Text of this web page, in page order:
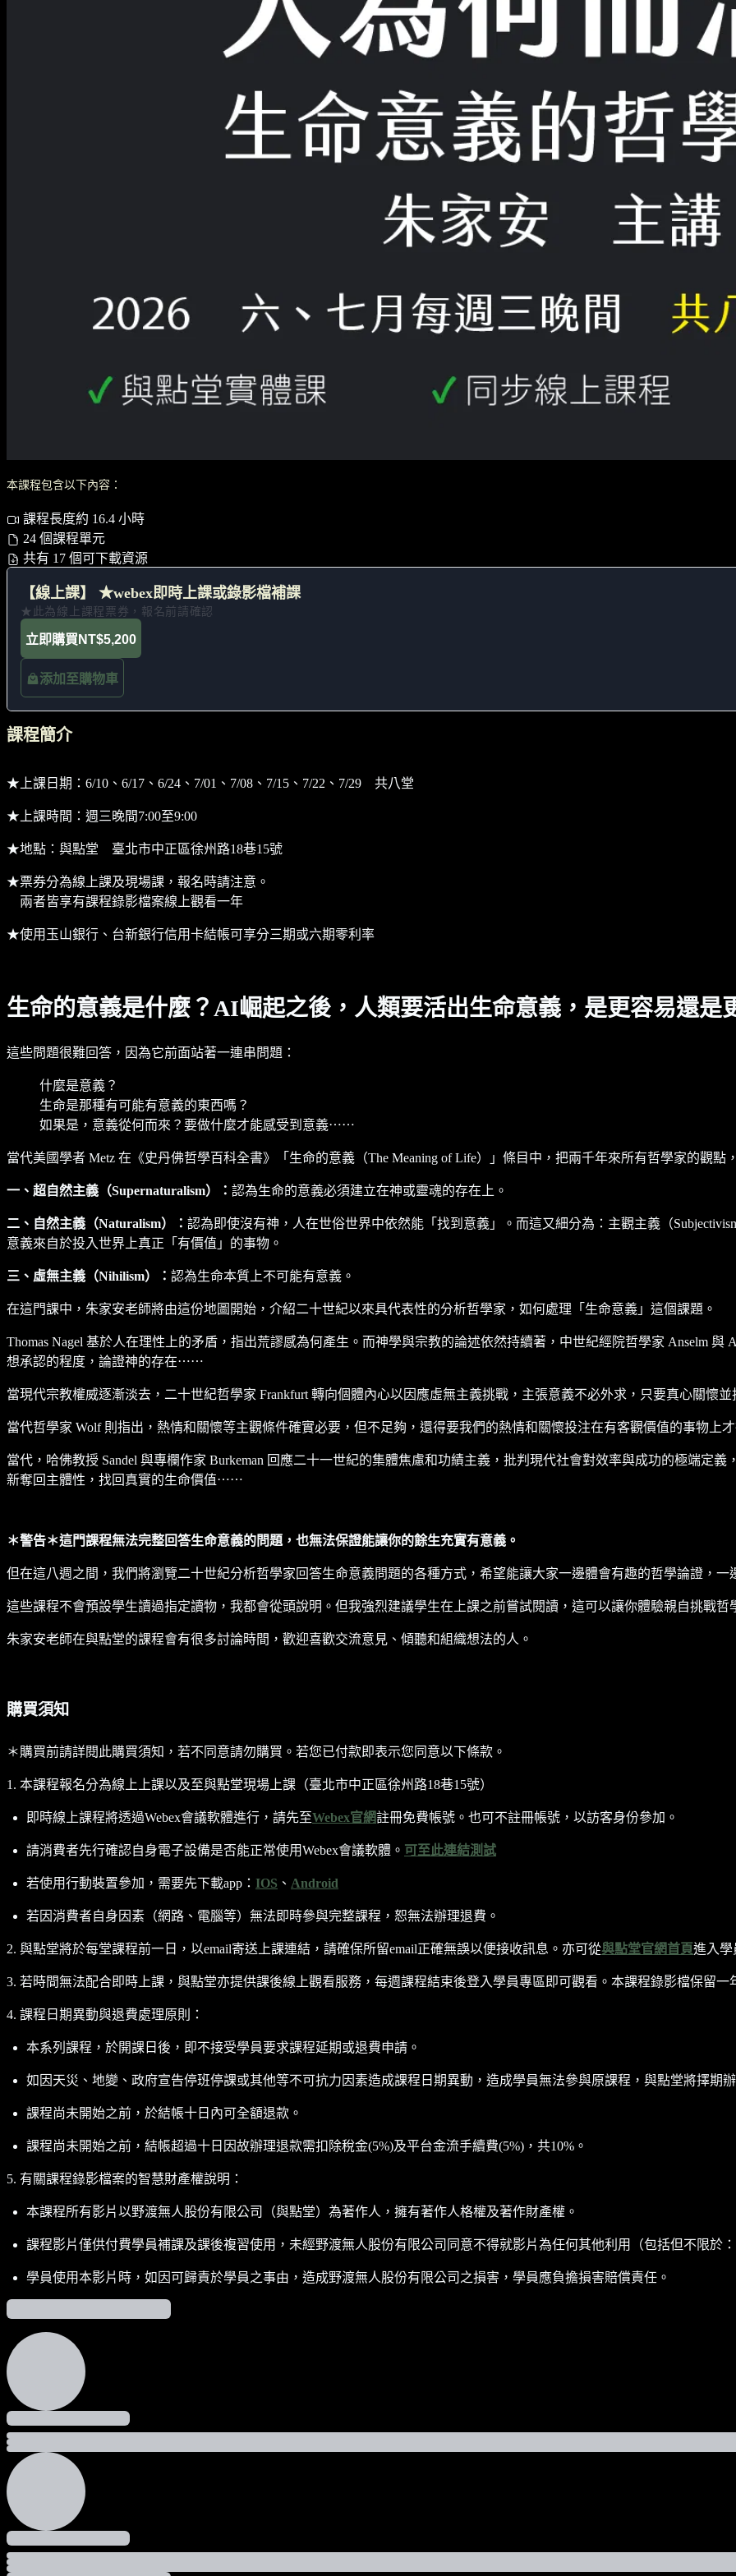
本課程包含以下內容：
課程長度約 16.4 小時
24 個課程單元
共有 17 個可下載資源
【線上課】 ★webex即時上課或錄影檔補課
★此為線上課程票券，報名前請確認
立即購買 NT$5,200
添加至購物車
課程簡介
★上課日期：6/10、6/17、6/24、7/01、7/08、7/15、7/22、7/29 共八堂
★上課時間：週三晚間7:00至9:00
★地點：與點堂 臺北市中正區徐州路18巷15號
★票券分為線上課及現場課，報名時請注意。
兩者皆享有課程錄影檔案線上觀看一年
★使用玉山銀行、台新銀行信用卡結帳可享分三期或六期零利率
生命的意義是什麼？AI崛起之後，人類要活出生命意義，是更容易還是
這些問題很難回答，因為它前面站著一連串問題：
什麼是意義？
生命是那種有可能有意義的東西嗎？
如果是，意義從何而來？要做什麼才能感受到意義⋯⋯
當代美國學者 Metz 在《史丹佛哲學百科全書》「生命的意義（The Meaning of Life）」條目中，把兩千年來所有哲學家的觀點
一、超自然主義（Supernaturalism）： 認為生命的意義必須建立在神或靈魂的存在上。
二、自然主義（Naturalism）： 認為即使沒有神，人在世俗世界中依然能「找到意義」。而這又細分為：主觀主義（
意義來自於投入世界上真正「有價值」的事物。
三、虛無主義（Nihilism）： 認為生命本質上不可能有意義。
在這門課中，朱家安老師將由這份地圖開始，介紹二十世紀以來具代表性的分析哲學家，如何處理「生命意義」這個課題。
Thomas Nagel 基於人在理性上的矛盾，指出荒謬感為何產生。而神學與宗教的論述依然持續著，中世紀經院哲學家 Anselm
想承認的程度，論證神的存在⋯⋯
當現代宗教權威逐漸淡去，二十世紀哲學家 Frankfurt 轉向個體內心以因應虛無主義挑戰，主張意義不必外求，只要真心關懷
當代哲學家 Wolf 則指出，熱情和關懷等主觀條件確實必要，但不足夠，還得要我們的熱情和關懷投注在有客觀價值的事物上才
當代，哈佛教授 Sandel 與專欄作家 Burkeman 回應二十一世紀的集體焦慮和功績主義，批判現代社會對效率與成功的極端定
新奪回主體性，找回真實的生命價值⋯⋯
＊警告＊這門課程無法完整回答生命意義的問題，也無法保證能讓你的餘生充實有意義。
但在這八週之間，我們將瀏覽二十世紀分析哲學家回答生命意義問題的各種方式，希望能讓大家一邊體會有趣的哲學論證，一
這些課程不會預設學生讀過指定讀物，我都會從頭說明。但我強烈建議學生在上課之前嘗試閱讀，這可以讓你體驗親自挑戰
朱家安老師在與點堂的課程會有很多討論時間，歡迎喜歡交流意見、傾聽和組織想法的人。
購買須知
＊購買前請詳閱此購買須知，若不同意請勿購買。若您已付款即表示您同意以下條款。
1. 本課程報名分為線上上課以及至與點堂現場上課（臺北市中正區徐州路18巷15號）
即時線上課程將透過Webex會議軟體進行，請先至Webex官網註冊免費帳號。也可不註冊帳號，以訪客身份參加。
請消費者先行確認自身電子設備是否能正常使用Webex會議軟體。 可至此連結測試
若使用行動裝置參加，需要先下載app： IOS 、 Android
若因消費者自身因素（網路、電腦等）無法即時參與完整課程，恕無法辦理退費。
2. 與點堂將於每堂課程前一日，以email寄送上課連結，請確保所留email正確無誤以便接收訊息。亦可從與點堂官網首頁進入學
3. 若時間無法配合即時上課，與點堂亦提供課後線上觀看服務，每週課程結束後登入學員專區即可觀看。本課程錄影檔保留一
4. 課程日期異動與退費處理原則：
本系列課程，於開課日後，即不接受學員要求課程延期或退費申請。
如因天災、地變、政府宣告停班停課或其他等不可抗力因素造成課程日期異動，造成學員無法參與原課程，與點堂將擇期
課程尚未開始之前，於結帳十日內可全額退款。
課程尚未開始之前，結帳超過十日因故辦理退款需扣除稅金(5%)及平台金流手續費(5%)，共10%。
5. 有關課程錄影檔案的智慧財產權說明：
本課程所有影片以野渡無人股份有限公司（與點堂）為著作人，擁有著作人格權及著作財產權。
課程影片僅供付費學員補課及課後複習使用，未經野渡無人股份有限公司同意不得就影片為任何其他利用（包括但不限於
學員使用本影片時，如因可歸責於學員之事由，造成野渡無人股份有限公司之損害，學員應負擔損害賠償責任。